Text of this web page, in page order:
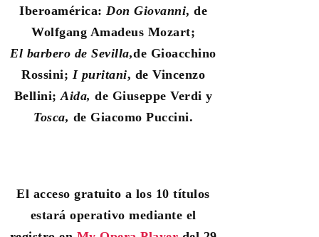
Iberoamérica:Don Giovanni, de
Wolfgang Amadeus Mozart;
El barbero de Sevilla,de Gioacchino
Rossini; I puritani, de Vincenzo
Bellini;Aida, de Giuseppe Verdi y
Tosca, de Giacomo Puccini.
El acceso gratuito a los 10 títulos
estará operativo mediante el